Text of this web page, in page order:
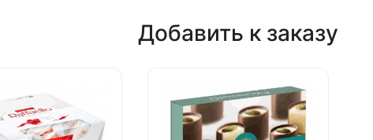
Добавить к заказу